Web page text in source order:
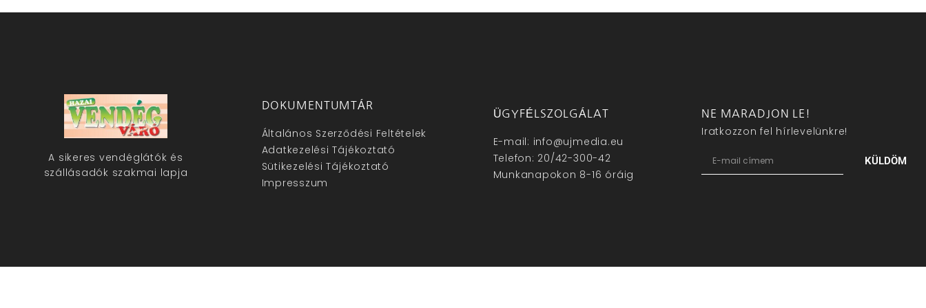
A sikeres vendéglátók és
szállásadók szakmai lapja
DOKUMENTUMTÁR
Általános Szerződési Feltételek
Adatkezelési Tájékoztató
Sütikezelési Tájékoztató
Impresszum
ÜGYFÉLSZOLGÁLAT
E-mail: info@ujmedia.eu
Telefon: 20/42-300-42
Munkanapokon 8-16 óráig
NE MARADJON LE!
Iratkozzon fel hírlevelünkre!
KÜLDÖM